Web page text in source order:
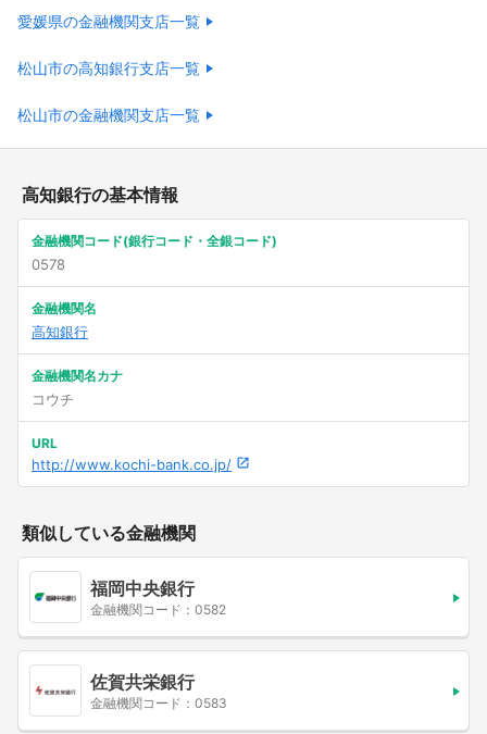
愛媛県の金融機関支店一覧
松山市の高知銀行支店一覧
松山市の金融機関支店一覧
高知銀行の基本情報
金融機関コード(銀行コード・全銀コード)
0578
金融機関名
高知銀行
金融機関名カナ
コウチ
URL
http://www.kochi-bank.co.jp/
類似している金融機関
福岡中央銀行
金融機関コード：0582
佐賀共栄銀行
金融機関コード：0583